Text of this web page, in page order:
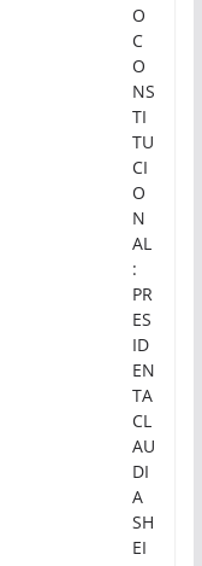
O
C
O
NS
TI
TU
CI
O
N
AL
:
PR
ES
ID
EN
TA
CL
AU
DI
A
SH
EI